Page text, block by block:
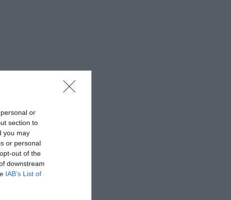
or
section to
you may
or personal
out of the
downstream
IAB’s List of